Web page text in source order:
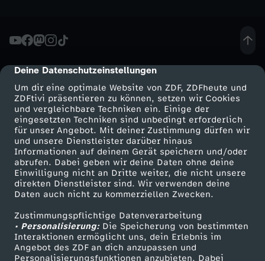
cmp-dialog-description
Deine Datenschutzeinstellungen
Um dir eine optimale Website von ZDF, ZDFheute und
ZDFtivi präsentieren zu können, setzen wir Cookies
und vergleichbare Techniken ein. Einige der
eingesetzten Techniken sind unbedingt erforderlich
für unser Angebot. Mit deiner Zustimmung dürfen wir
und unsere Dienstleister darüber hinaus
Informationen auf deinem Gerät speichern und/oder
abrufen. Dabei geben wir deine Daten ohne deine
Einwilligung nicht an Dritte weiter, die nicht unsere
direkten Dienstleister sind. Wir verwenden deine
Daten auch nicht zu kommerziellen Zwecken.
Zustimmungspflichtige Datenverarbeitung
• Personalisierung:Die Speicherung von bestimmten
Interaktionen ermöglicht uns, dein Erlebnis im
Angebot des ZDF an dich anzupassen und
Personalisierungsfunktionen anzubieten. Dabei
s
s
i
o
n
A
r
t
Mehr ZDF
ZDF-Apps
Smart TV
ZDFtext
Livestreams
Sendungen A-Z
TV-Programm
Service
ZDFmitreden
Kontakt zum ZDF
Tickets
Zuschauerservice
Hilfe